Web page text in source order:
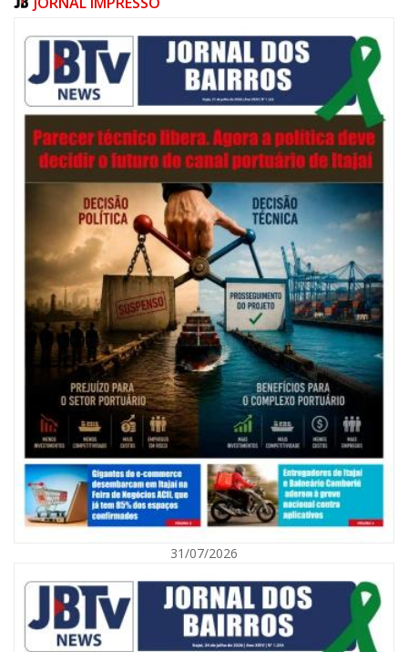
06/08/2026 | 07:00
Festival de Pesca de Praia vai celebrar o aniversário de Navegantes
ITAJAÍ
Defesa Civil de Itajaí alerta para chuva, ventos fortes e queda de
temperatura
ITAJAÍ
31/07/2026